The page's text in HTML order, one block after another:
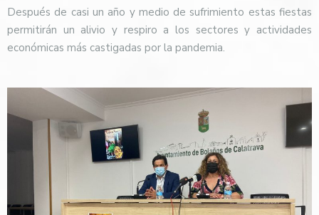
Después de casi un año y medio de sufrimiento estas fiestas
permitirán un alivio y respiro a los sectores y actividades
económicas más castigadas por la pandemia.